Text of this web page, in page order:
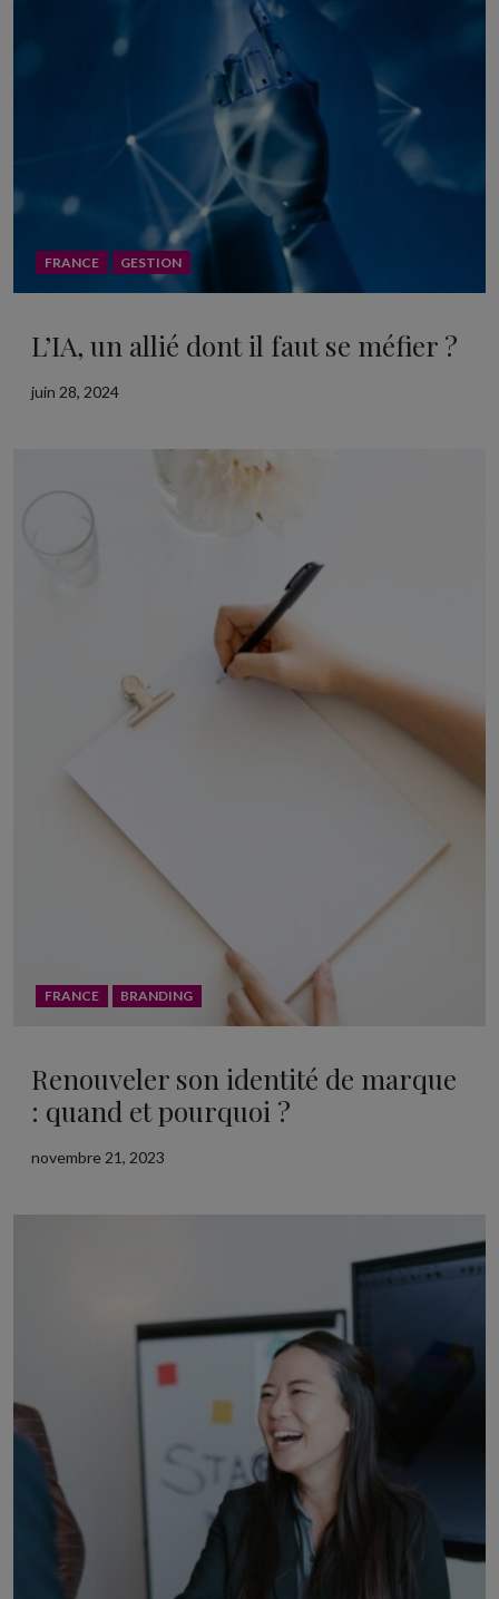
FRANCE GESTION
L’IA, un allié dont il faut se méfier ?
juin 28, 2024
FRANCE BRANDING
Renouveler son identité de marque
: quand et pourquoi ?
novembre 21, 2023